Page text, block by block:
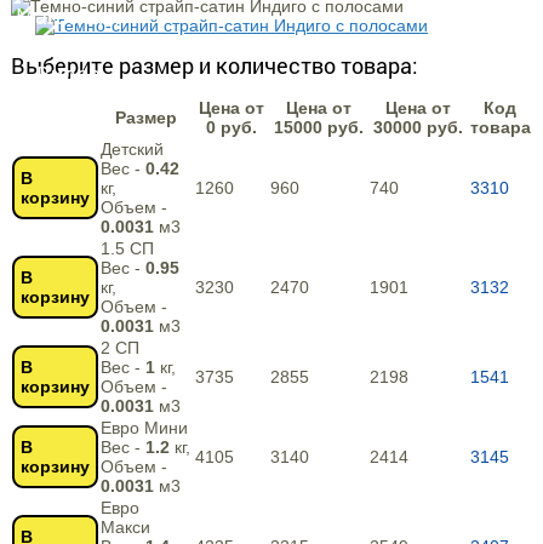
Выберите размер и количество товара:
Размер
Цена от
0 руб.
Цена от
15000 руб.
Цена от
30000 руб.
Код
товара
В
корзину
Детский
Вес - 0.42
кг,
Объем -
0.0031м3
1260 960 740 3310
В
корзину
1.5 СП
Вес - 0.95
кг,
Объем -
0.0031м3
3230 2470 1901 3132
В
корзину
2 СП
Вес - 1кг,
Объем -
0.0031м3
3735 2855 2198 1541
В
корзину
Евро Мини
Вес - 1.2 кг,
Объем -
0.0031м3
4105 3140 2414 3145
В
Евро
Макси
Магазины
Отзывы
Видео